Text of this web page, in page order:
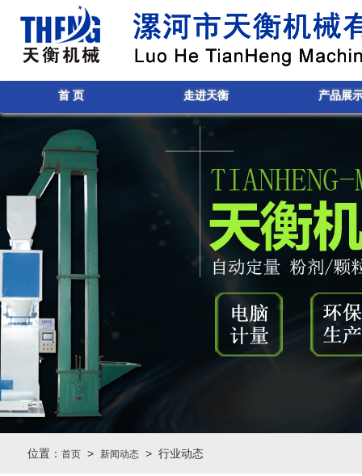
首 页 走进天衡 产品展
位置： 首页 > 新闻动态 > 行业动态